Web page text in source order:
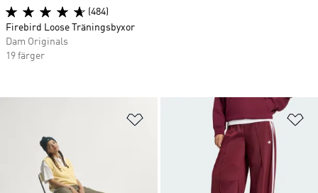
Lägg till på önskelistan
(484)
Firebird Loose Träningsbyxor
Dam Originals
19 färger